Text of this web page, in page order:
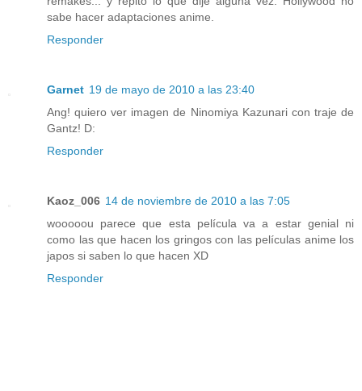
sabe hacer adaptaciones anime.
Responder
Garnet 19 de mayo de 2010 a las 23:40
Ang! quiero ver imagen de Ninomiya Kazunari con traje de
Gantz! D:
Responder
Kaoz_006 14 de noviembre de 2010 a las 7:05
wooooou parece que esta película va a estar genial ni
como las que hacen los gringos con las películas anime los
japos si saben lo que hacen XD
Responder